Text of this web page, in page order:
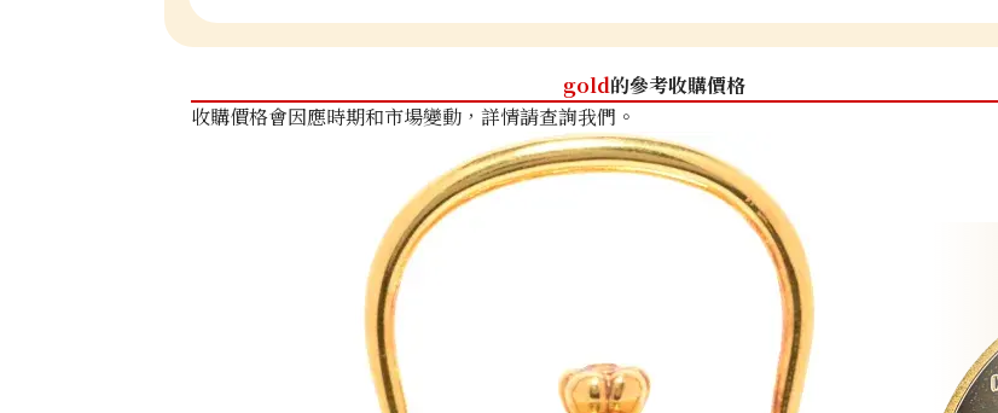
gold的參考收購價格
收購價格會因應時期和市場變動，詳情請查詢我們。